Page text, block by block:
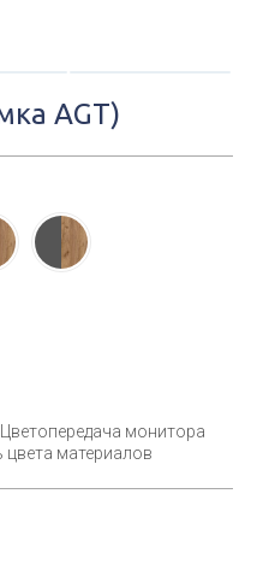
AGT)
монитора
цвета материалов